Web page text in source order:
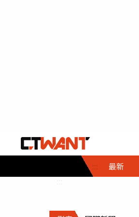
::: 最新
社會首頁
時事
調查
娛樂首頁
即時